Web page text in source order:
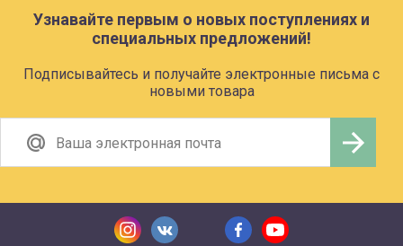
Узнавайте первым о новых поступлениях и
специальных предложений!
Подписывайтесь и получайте электронные письма с
новыми товара